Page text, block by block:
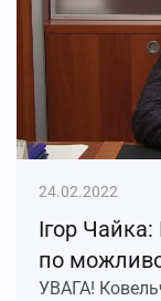
24.02.2022
Ігор
по
УВАГА!